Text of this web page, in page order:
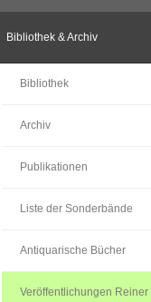
Bibliothek & Archiv
Bibliothek
Archiv
Publikationen
Liste der Sonderbände
Antiquarische Bücher
Veröffentlichungen Reiner